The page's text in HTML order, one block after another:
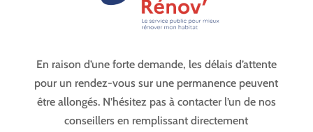
En raison d’une forte demande, les délais d’attente
pour un rendez-vous sur une permanence peuvent
être allongés. N’hésitez pas à contacter l’un de nos
conseillers en remplissant directement